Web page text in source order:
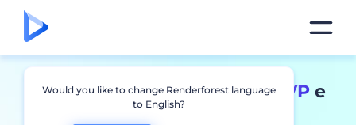
Crie convites onlinecom RSVP e
acompanhe as respostas
Would you like to change Renderforest language
to English?